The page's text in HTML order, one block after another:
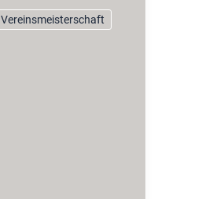
Vereinsmeisterschaft